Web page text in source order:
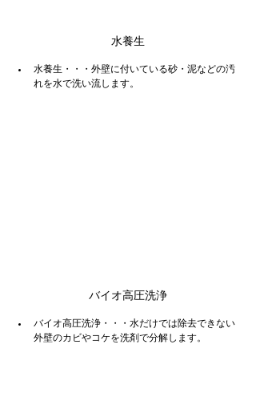
水養生
水養生・・・外壁に付いている砂・泥などの汚
れを水で洗い流します。
バイオ高圧洗浄
バイオ高圧洗浄・・・水だけでは除去できない
外壁のカビやコケを洗剤で分解します。